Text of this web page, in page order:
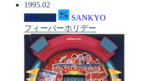
1995.02
パチンコ
SANKYO
フィーバーホリデー